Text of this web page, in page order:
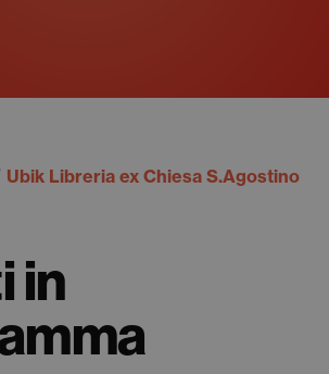
Ubik Libreria ex Chiesa S.Agostino
in